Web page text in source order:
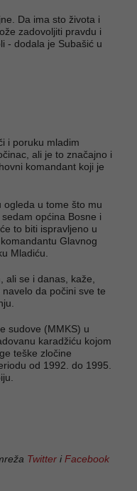
Da ima sto života i
zadovoljiti pravdu i
- dodala je Subašić u
i poruku mladim
ali je to značajno i
komandant koji je
ogleda u tome što mu
općina Bosne i
to biti ispravljeno u
Glavnog
Mladiću.
ali se i danas, kaže,
da počini sve te
sudove (MMKS) u
karadžiću kojom
teške zločine
od 1992. do 1995.
Twitter iFacebook